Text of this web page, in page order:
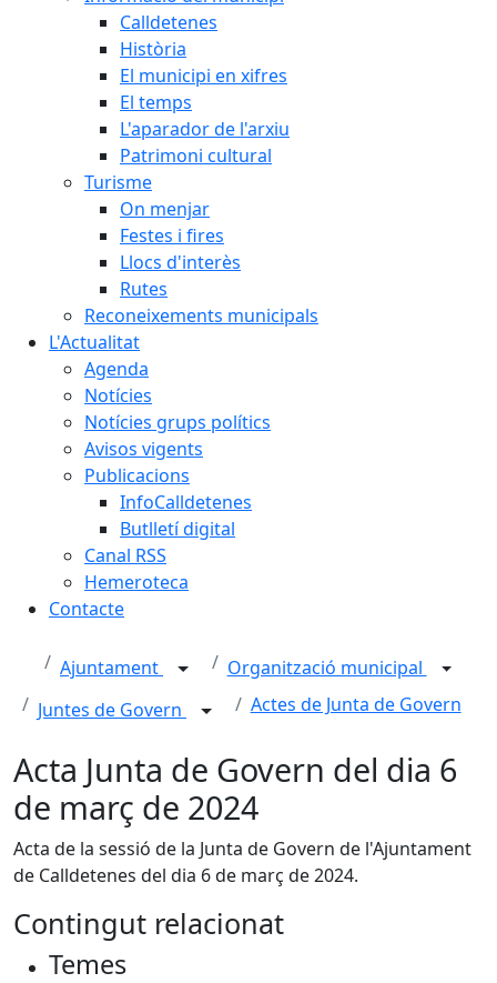
Calldetenes
Història
El municipi en xifres
El temps
L'aparador de l'arxiu
Patrimoni cultural
Turisme
On menjar
Festes i fires
Llocs d'interès
Rutes
Reconeixements municipals
L'Actualitat
Agenda
Notícies
Notícies grups polítics
Avisos vigents
Publicacions
InfoCalldetenes
Butlletí digital
Canal RSS
Hemeroteca
Contacte
Ajuntament
Organització municipal
Juntes de Govern
Actes de Junta de Govern
Acta Junta de Govern del dia 6
de març de 2024
Acta de la sessió de la Junta de Govern de l'Ajuntament
de Calldetenes del dia 6 de març de 2024.
Contingut relacionat
Temes